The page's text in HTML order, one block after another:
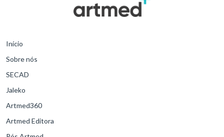
Início
Sobre nós
SECAD
Jaleko
Artmed360
Artmed Editora